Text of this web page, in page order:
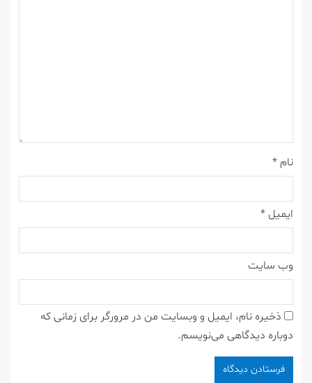
نام *
ایمیل *
وب‌ سایت
ذخیره نام، ایمیل و وبسایت من در مرورگر برای زمانی که
دوباره دیدگاهی می‌نویسم.